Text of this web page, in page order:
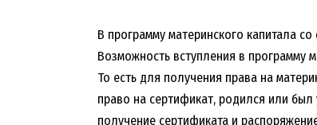
В программу материнского капитала
Возможность вступления в программу
То есть для получения права на
право на сертификат, родился или
получение сертификата и